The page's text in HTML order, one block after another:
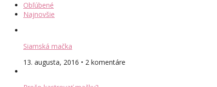
Obľúbené
Najnovšie
Siamská mačka
13. augusta, 2016 • 2 komentáre